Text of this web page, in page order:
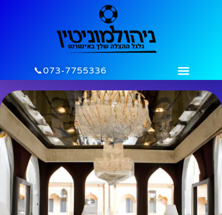
073-7755336📞